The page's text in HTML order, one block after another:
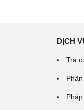
DỊCH
Tra